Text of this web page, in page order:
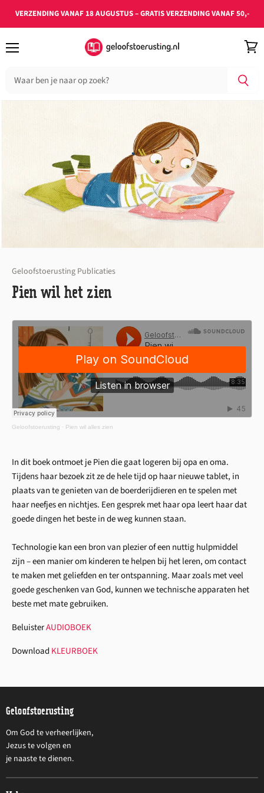
VERZENDING VANAF 18 AUGUSTUS – GRATIS VERZENDING VANAF 50,-
Geloofstoerusting Publicaties
Pien wil het zien
Geloofstoerusting · Pien wil alles zien
In dit boek ontmoet je Pien die gaat logeren bij opa en oma.
Tijdens haar bezoek zit ze de hele tijd op haar nieuwe tablet, in
plaats van te genieten van de boerderijdieren en te spelen met
haar neefjes en nichtjes. Een gesprek met haar opa leert haar dat
goede dingen het beste in de weg kunnen staan.
Technologie kan een bron van plezier of een nuttig hulpmiddel
zijn – een manier om kinderen te helpen bij het leren, om contact
te maken met geliefden en ter ontspanning. Maar zoals met veel
goede geschenken van God, kunnen we technische apparaten het
beste met mate gebruiken.
BeluisterAUDIOBOEK
Download KLEURBOEK
Geloofstoerusting
Om God te verheerlijken,
Jezus te volgen en
je naaste te dienen.